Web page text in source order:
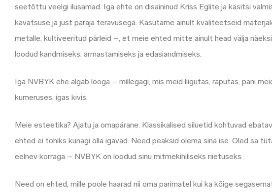
seetõttu veelgi ilusamad. Iga ehte on disaininud Kriss Eglite ja käsitsi
kavatsuse ja just paraja teravusega. Kasutame ainult kvaliteetseid
metalle, kultiveeritud pärleid –, et meie ehted mitte ainult head välja
loodud kandmiseks, armastamiseks ja edasiandmiseks.
Iga NVBYK ehe algab looga – millegagi, mis meid liigutas, raputas, pani
kumeruses, igas kivis.
Meie esteetika? Ajatu ja omapärane. Klassikalised siluetid kohtuvad
ehted ei tohiks kunagi olla igavad. Need peaksid olema sina ise. Oled sa
eelnev korraga – NVBYK on loodud sinu mitmekihiliseks riietuseks.
Need on ehted, mille poole haarad nii oma parimatel kui ka kõige